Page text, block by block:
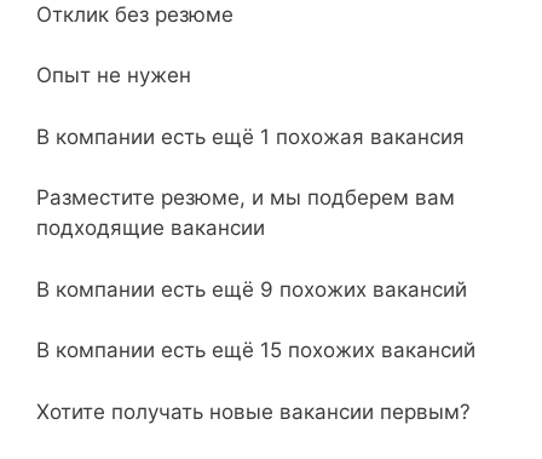
Отклик без резюме
Опыт не нужен
В компании есть ещё 1 похожая вакансия
Разместите резюме, и мы подберем вам
подходящие вакансии
В компании есть ещё 9 похожих вакансий
В компании есть ещё 15 похожих вакансий
Хотите получать новые вакансии первым?